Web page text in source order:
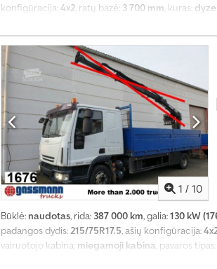
konfigūracija:4x2, ratų bazė: 3 700 mm, kuras:
,
4 220 mm, krovinių skyriaus plotis:2 290 mm,
užraktas, kranas, priekabos jungtis, suodžių filtras
1 / 10
Būklė: naudotas, rida: 387 000 km, galia:130 kW
padangos dydis:215/75R17.5, ašių konfigūracija:
vairuotojo kabina: miegamoji kabina, pavaros tipas:
, krovinių